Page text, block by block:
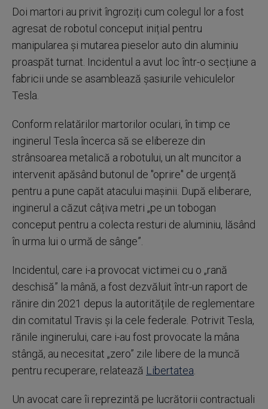
Doi martori au privit îngroziți cum colegul lor a fost
agresat de robotul conceput inițial pentru
manipularea și mutarea pieselor auto din aluminiu
proaspăt turnat. Incidentul a avut loc într-o secțiune a
fabricii unde se asamblează șasiurile vehiculelor
Tesla.
Conform relatărilor martorilor oculari, în timp ce
inginerul Tesla încerca să se elibereze din
strânsoarea metalică a robotului, un alt muncitor a
intervenit apăsând butonul de "oprire" de urgență
pentru a pune capăt atacului mașinii. După eliberare,
inginerul a căzut câțiva metri „pe un tobogan
conceput pentru a colecta resturi de aluminiu, lăsând
în urma lui o urmă de sânge”.
Incidentul, care i-a provocat victimei cu o „rană
deschisă” la mână, a fost dezvăluit într-un raport de
rănire din 2021 depus la autoritățile de reglementare
din comitatul Travis și la cele federale. Potrivit Tesla,
rănile inginerului, care i-au fost provocate la mâna
stângă, au necesitat „zero” zile libere de la muncă
pentru recuperare, relatează Libertatea
Un avocat care îi reprezintă pe lucrătorii contractuali